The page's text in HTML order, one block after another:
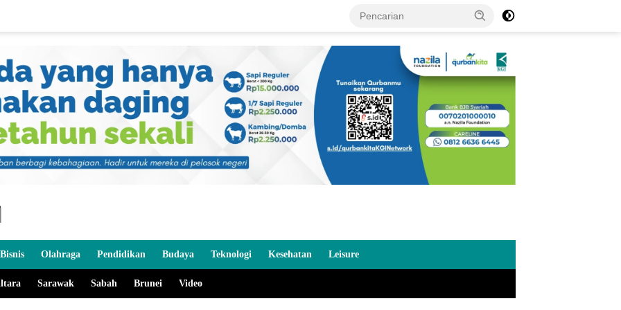
Olahraga Pendidikan Budaya Teknologi Kesehatan Leisure
Sarawak Sabah Brunei Video